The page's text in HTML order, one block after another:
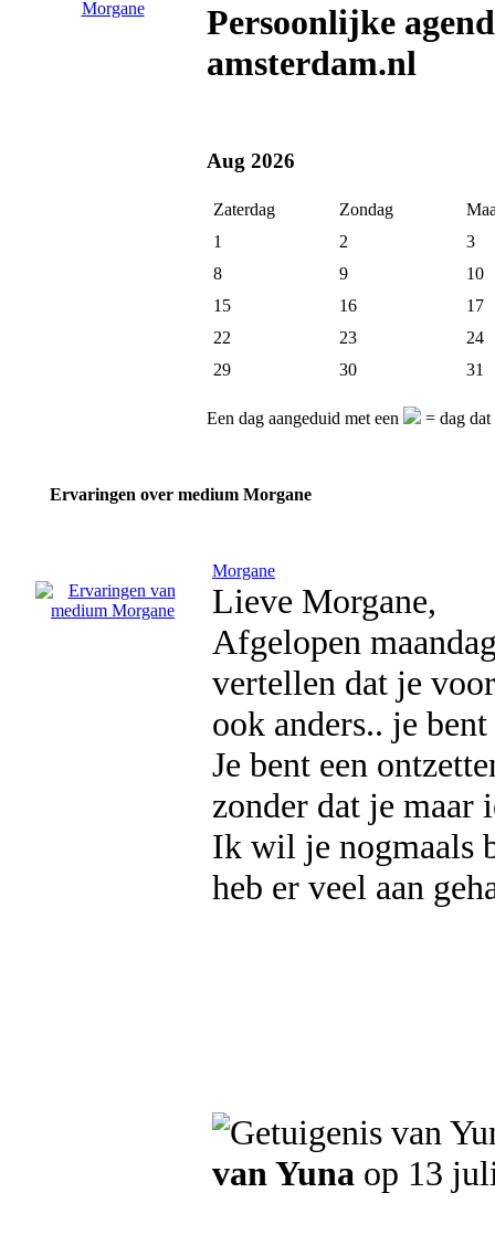
Persoonlijke
amsterdam.nl
Aug 2026
Zaterdag Zondag
1
2
3
8
9
10
15
16
17
22
23
24
29
30 31
Een dag aangeduid met een = dag
Ervaringen over medium Morgane
Morgane
Lieve Morgane,
Afgelopen
vertellen dat je
ook anders.. je bent
Je bent een
zonder dat je maar
Ik wil je nogmaals
heb er veel aan
van Yuna op 13